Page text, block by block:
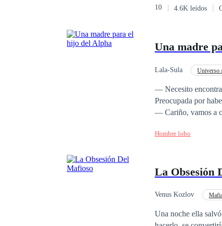
passado, mas
10 4.6K leídos
Una madre
Lala-Sula Universo
— Necesito
Preocupada por
— Cariño, vamos a
de ojos amarillos. —
pequeño perro salta de
causando que tiemble del
pequeño niño-
Hombre lobo
La Obsesión
Venus Kozlov
Una noche ella